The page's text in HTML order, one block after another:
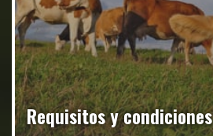
Requisitos y condiciones